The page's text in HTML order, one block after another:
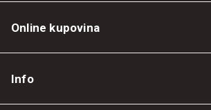
Online kupovina
Info